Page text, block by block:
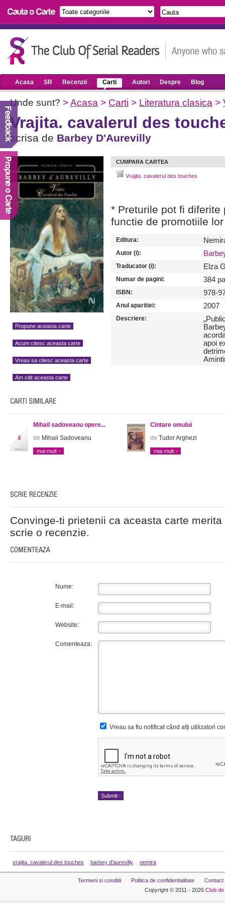
Acasa SR Recenzii Carti Autori Despre Blog
Unde sunt? >Acasa > Carti > Literatura clasica >
Vrajita. cavalerul des
scrisa de Barbey D'Aurevilly
Propune aceasta carte
Acum citesc aceasta carte
Vreau sa citesc aceasta carte
Am citit aceasta carte
CUMPARA CARTEA
Vrajita. cavalerul des touches
* Preturile pot fi
functie de promotiile
Editura:
Autor (i):
Traducator (i): Elza
Numar de pagini: 384
ISBN: 978-
Anul aparitiei: 2007
Descriere:
apoi
Mihail sadoveanu opere...
de Mihail Sadoveanu
mai mult
Cintare omului
de Tudor Arghezi
mai mult
Convinge-ti prietenii ca aceasta carte
scrie o recenzie.
Nume:
E-mail:
Website:
Comenteaza:
Vreau sa fiu notificat când alți utilizatori
vrajita. cavalerul des touches barbey d'aurevilly nemira
Termeni si conditii Politica de confidentialitate
Contact
Copyright © 2011 - 2026 Club